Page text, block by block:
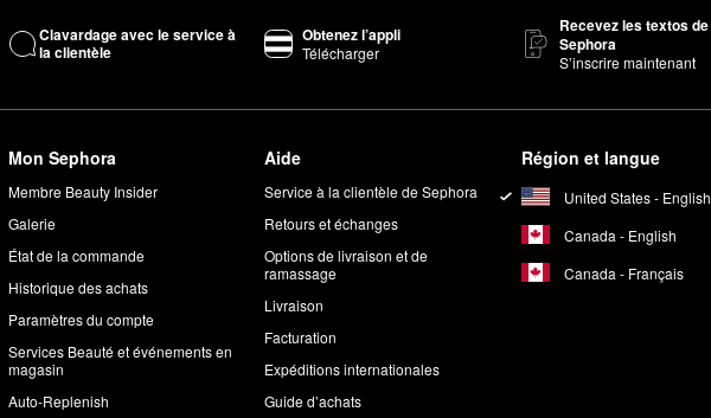
Clavardage avec le service à
la clientèle
Obtenez l’appli
Télécharger
Recevez les textos de
Sephora
S’inscrire maintenant
Mon Sephora
Membre Beauty Insider
Galerie
État de la commande
Historique des achats
Paramètres du compte
Services Beauté et événements en
magasin
Auto-Replenish
Aide
Service à la clientèle de Sephora
Retours et échanges
Options de livraison et de
ramassage
Livraison
Facturation
Expéditions internationales
Guide d’achats
Région et langue
United States - English
Canada - English
Canada - Français